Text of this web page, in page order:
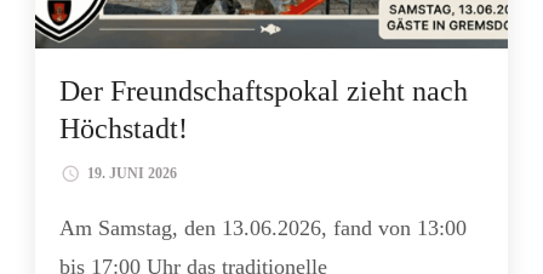
Der Freundschaftspokal zieht nach
Höchstadt!
19. JUNI 2026
Am Samstag, den 13.06.2026, fand von 13:00
bis 17:00 Uhr das traditionelle